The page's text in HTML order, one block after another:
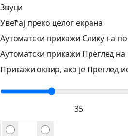
Звуци
Увећај преко целог екрана
Аутоматски прикажи Слику на
Аутоматски прикажи Преглед на
Прикажи оквир, ако је Преглед